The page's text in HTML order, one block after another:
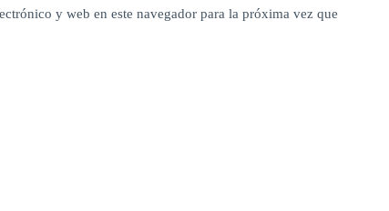
y web en este navegador para la próxima vez que